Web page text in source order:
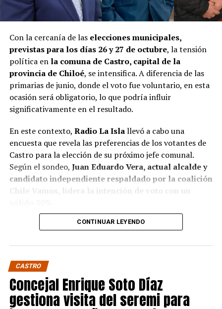
Con la cercanía de las elecciones municipales,
previstas para los días 26 y 27 de octubre, la tensión
política en la comuna de Castro, capital de la
provincia de Chiloé, se intensifica. A diferencia de las
primarias de junio, donde el voto fue voluntario, en esta
ocasión será obligatorio, lo que podría influir
significativamente en el resultado.
En este contexto, Radio La Islallevó a cabo una
encuesta que revela las preferencias de los votantes de
Castro para la elección de su próximo jefe comunal.
Según el sondeo, Juan Eduardo Vera, actual alcalde y
candidato independiente respaldado por la coalición
Chile Vamos, lidera la intención de voto con un
Baltazar Elgueta, candidato del Partido Socialista
segundo lugar con un 41% de apoyo, mientras que
Jaime Guerrero, candidato independiente por el
Partido socialcristiano, se sitúa en un distante 9%.
Estos resultados confirman, de algún modo, pese a que
no sean concluyentes, la fuerte presencia de Vera en la
CONTINUAR LEYENDO
CASTRO
Concejal Enrique Soto Díaz
gestiona visita del seremi para